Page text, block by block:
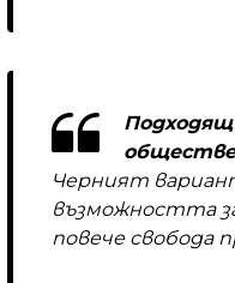
Подходящ
Черният
възможността
повече свобода